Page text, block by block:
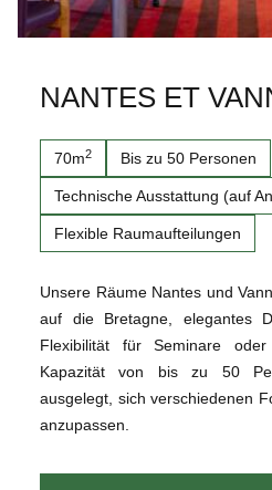
ANGEBOTE &
NANTES ET
70m2 Bis zu 50 Personen
Technische Ausstattung (auf
Flexible Raumaufteilungen
Unsere Räume Nantes und
auf die Bretagne, elegantes
Flexibilität für Seminare
Kapazität von bis zu 50
ausgelegt, sich verschiedenen
anzupassen.